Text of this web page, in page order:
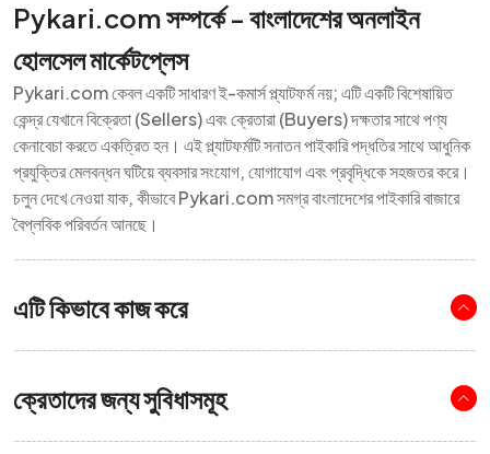
Pykari.com সম্পর্কে - বাংলাদেশের অনলাইন
হোলসেল মার্কেটপ্লেস
Pykari.com কেবল একটি সাধারণ ই-কমার্স প্ল্যাটফর্ম নয়; এটি একটি বিশেষায়িত
কেন্দ্র যেখানে বিক্রেতা (Sellers) এবং ক্রেতারা (Buyers) দক্ষতার সাথে পণ্য
কেনাবেচা করতে একত্রিত হন। এই প্ল্যাটফর্মটি সনাতন পাইকারি পদ্ধতির সাথে আধুনিক
প্রযুক্তির মেলবন্ধন ঘটিয়ে ব্যবসার সংযোগ, যোগাযোগ এবং প্রবৃদ্ধিকে সহজতর করে।
চলুন দেখে নেওয়া যাক, কীভাবে Pykari.com সমগ্র বাংলাদেশের পাইকারি বাজারে
বৈপ্লবিক পরিবর্তন আনছে।
এটি কিভাবে কাজ করে
ক্রেতাদের জন্য সুবিধাসমূহ